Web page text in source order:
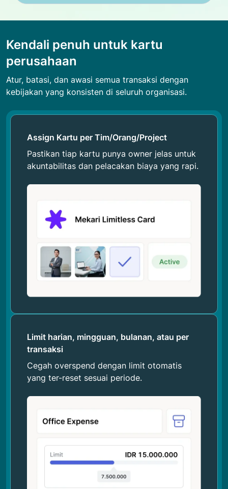
Kendali penuh untuk kartu
perusahaan
Atur, batasi, dan awasi semua transaksi dengan
kebijakan yang konsisten di seluruh organisasi.
Assign Kartu per Tim/Orang/Project
Pastikan tiap kartu punya owner jelas untuk
akuntabilitas dan pelacakan biaya yang rapi.
Limit harian, mingguan, bulanan, atau per
transaksi
Cegah overspend dengan limit otomatis
yang ter-reset sesuai periode.